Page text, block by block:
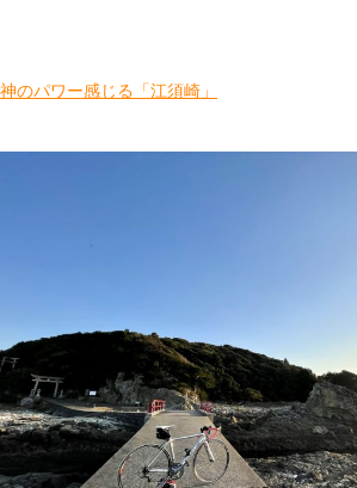
神のパワー感じる「江須崎」